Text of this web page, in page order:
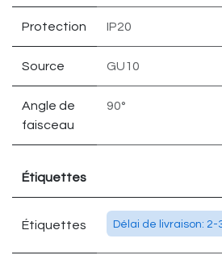
Protection IP20
Source GU10
Angle de
faisceau
90°
Étiquettes
Étiquettes Délai de livraison: